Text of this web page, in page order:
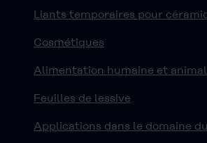
Liants temporaires pour
Cosmétiques
Alimentation humaine et
Feuilles de lessive
Applications dans le domaine